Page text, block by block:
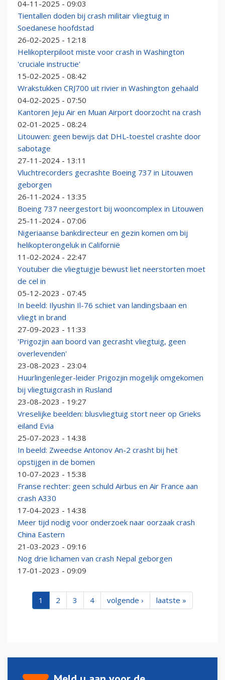
04-11-2025 - 09:03
Tientallen doden bij crash militair vliegtuig in
Soedanese hoofdstad
26-02-2025 - 12:18
Helikopterpiloot miste voor crash in Washington
'cruciale instructie'
15-02-2025 - 08:42
Wrakstukken CRJ700 uit rivier in Washington gehaald
04-02-2025 - 07:50
Kantoren Jeju Air en Muan Airport doorzocht na crash
02-01-2025 - 08:24
Litouwen: geen bewijs dat DHL-toestel crashte door
sabotage
27-11-2024 - 13:11
Vluchtrecorders gecrashte Boeing 737 in Litouwen
geborgen
26-11-2024 - 13:35
Boeing 737 neergestort bij wooncomplex in Litouwen
25-11-2024 - 07:06
Nigeriaanse bankdirecteur en gezin komen om bij
helikopterongeluk in Californië
11-02-2024 - 22:47
Youtuber die vliegtuigje bewust liet neerstorten moet
de cel in
05-12-2023 - 07:45
In beeld: Ilyushin Il-76 schiet van landingsbaan en
vliegt in brand
27-09-2023 - 11:33
'Prigozjin aan boord van gecrasht vliegtuig, geen
overlevenden'
23-08-2023 - 23:04
Huurlingenleger-leider Prigozjin mogelijk omgekomen
bij vliegtuigcrash in Rusland
23-08-2023 - 19:27
Vreselijke beelden: blusvliegtuig stort neer op Grieks
eiland Evia
25-07-2023 - 14:38
In beeld: Zweedse Antonov An-2 crasht bij het
opstijgen in de bomen
10-07-2023 - 15:38
Franse rechter: geen schuld Airbus en Air France aan
crash A330
17-04-2023 - 14:38
Meer tijd nodig voor onderzoek naar oorzaak crash
China Eastern
21-03-2023 - 09:16
Nog drie lichamen van crash Nepal geborgen
17-01-2023 - 09:09
1 2 3 4 volgende › laatste »